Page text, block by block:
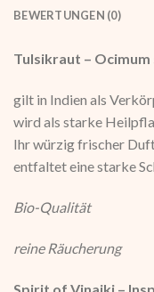
BEWERTUNGEN (0)
Tulsikraut – Ocimum
gilt in Indien als
wird als starke
Ihr würzig frischer
entfaltet eine starke
Bio-Qualität
reine Räucherung
Spirit of Vinaiki –